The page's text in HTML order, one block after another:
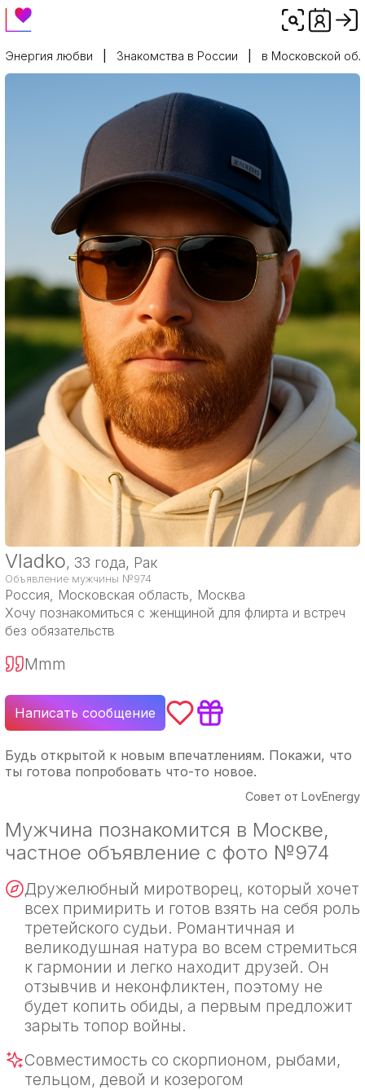
Энергия любви Знакомства в России в Московской
Vladko, 33 года, Рак
Объявление мужчины №974
Россия, Московская область, Москва
Хочу познакомиться с женщиной для флирта и встреч
без обязательств
Mmm
Написать сообщение
Будь открытой к новым впечатлениям. Покажи, что
ты готова попробовать что-то новое.
Совет от LovEnergy
Мужчина познакомится в Москве,
частное объявление с фото №974
Дружелюбный миротворец, который хочет
всех примирить и готов взять на себя роль
третейского судьи. Романтичная и
великодушная натура во всем стремиться
к гармонии и легко находит друзей. Он
отзывчив и неконфликтен, поэтому не
будет копить обиды, а первым предложит
зарыть топор войны.
Совместимость со скорпионом, рыбами,
тельцом, девой и козерогом